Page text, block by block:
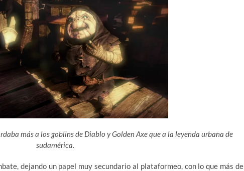
más a los goblins de Diablo y Golden Axe que a la leyenda urbana de
sudamérica.
dejando un papel muy secundario al plataformeo, con lo que más de